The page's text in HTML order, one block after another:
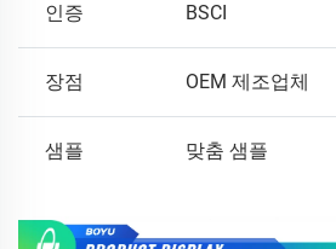
인증 BSCI
장점 OEM 제조업체
샘플 맞춤 샘플